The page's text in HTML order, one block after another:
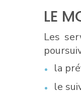
LE
Les
la
le